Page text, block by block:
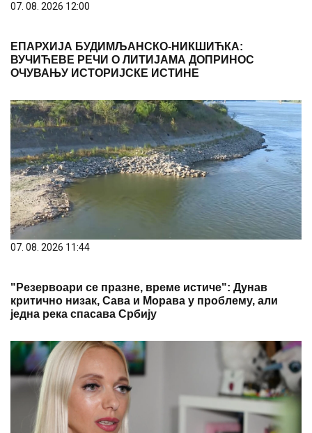
07. 08. 2026 12:00
ЕПАРХИЈА БУДИМЉАНСКО-НИКШИЋКА:
ВУЧИЋЕВЕ РЕЧИ О ЛИТИЈАМА ДОПРИНОС
ОЧУВАЊУ ИСТОРИЈСКЕ ИСТИНЕ
07. 08. 2026 11:44
"Резервоари се празне, време истиче": Дунав
критично низак, Сава и Морава у проблему, али
једна река спасава Србију